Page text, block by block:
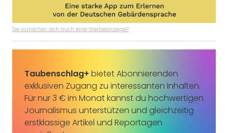
Sie wünschen sich auch eine Werbeanzeige?
Taubenschlag+ bietet Abonnierenden
exklusiven Zugang zu interessanten Inhalten.
Für nur 3 € im Monat kannst du hochwertigen
Journalismus unterstützen und gleichzeitig
erstklassige Artikel und Reportagen